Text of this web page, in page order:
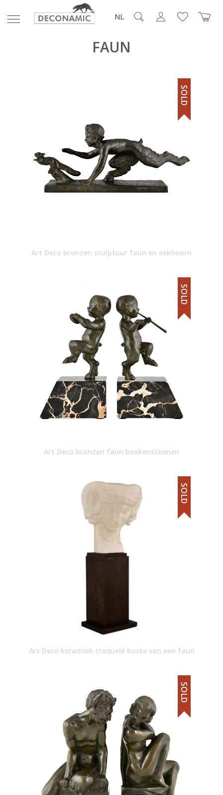
NL
FAUN
Art Deco bronzen sculptuur faun en eekhoorn
SOLD
Art Deco bronzen faun boekensteunen
SOLD
Art Deco keramiek craquelé buste van een faun
SOLD
SOLD